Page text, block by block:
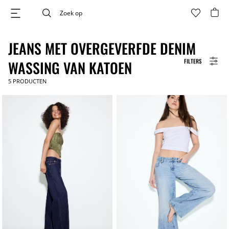
FILTERS
JEANS MET OVERGEVERFDE DENIM
WASSING VAN KATOEN
5 PRODUCTEN